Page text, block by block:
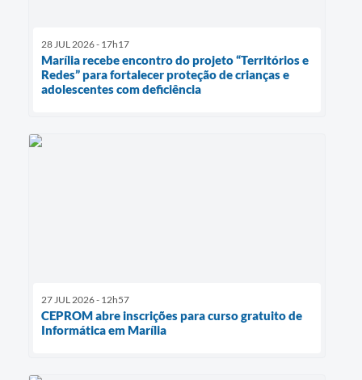
28 JUL 2026 - 17h17
Marília recebe encontro do projeto “Territórios e
Redes” para fortalecer proteção de crianças e
adolescentes com deficiência
27 JUL 2026 - 12h57
CEPROM abre inscrições para curso gratuito de
Informática em Marília